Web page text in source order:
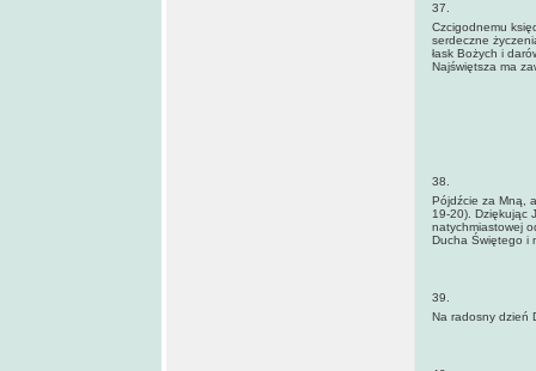
37.
Czcigodnemu
serdeczne
łask Bożych i
Najświętsza ma
38.
Pójdźcie za Mną,
19-20). Dziękując
natychmiastowej
Ducha Świętego i
39.
Na radosny dzień